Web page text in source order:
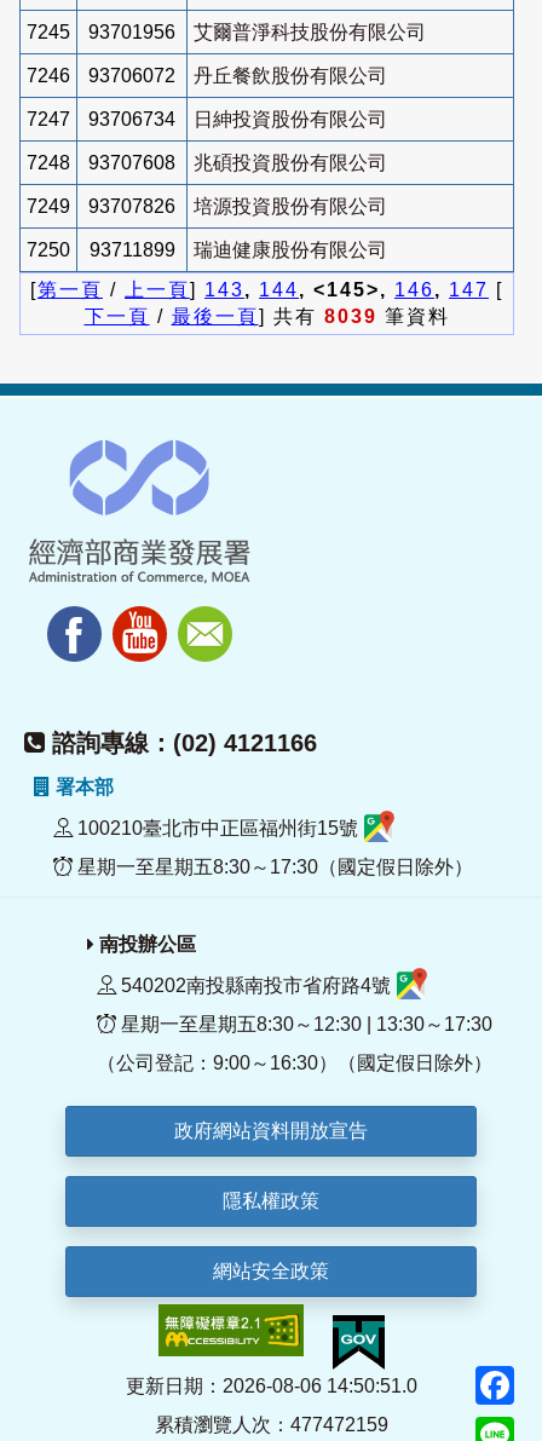
7245 93701956 艾爾普淨科技股份有限公司
7246 93706072 丹丘餐飲股份有限公司
7247 93706734 日紳投資股份有限公司
7248 93707608 兆碩投資股份有限公司
7249 93707826 培源投資股份有限公司
7250 93711899
瑞迪健康股份有限公司
[第一頁 / 上一頁] 143, 144, <145>, 146, 147 [
下一頁 / 最後一頁] 共有 8039 筆資料
諮詢專線：(02) 4121166
署本部
100210臺北市中正區福州街15號
星期一至星期五8:30～17:30（國定假日除外）
南投辦公區
540202南投縣南投市省府路4號
星期一至星期五8:30～12:30 | 13:30～17:30
（公司登記：9:00～16:30）（國定假日除外）
政府網站資料開放宣告
隱私權政策
網站安全政策
更新日期：2026-08-06 14:50:51.0
累積瀏覽人次：477472159